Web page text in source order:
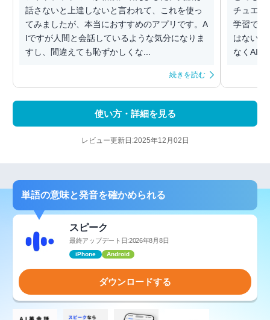
話さないと上達しないと言われて、これを使っ
てみましたが、本当におすすめのアプリです。A
Iですが人間と会話しているような気分になりま
すし、間違えても恥ずかしくな...
続きを読む
チュエー
学習でき
はないの
なくAIと
使い方・詳細を見る
レビュー更新日:2025年12月02日
単語の意味と発音を確かめられる
スピーク
最終アップデート日:2026年8月8日
iPhone Android
ダウンロードする